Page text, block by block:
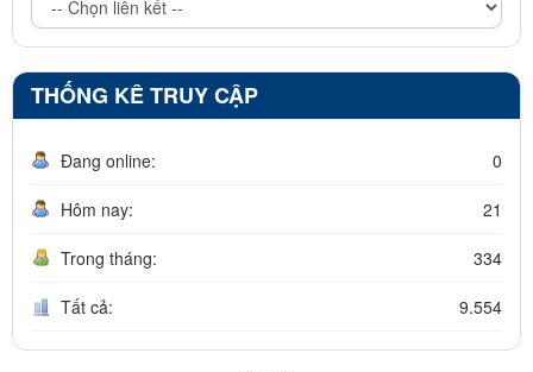
THỐNG KÊ TRUY CẬP
Đang online: 0
Hôm nay: 21
Trong tháng: 334
Tất cả: 9.554